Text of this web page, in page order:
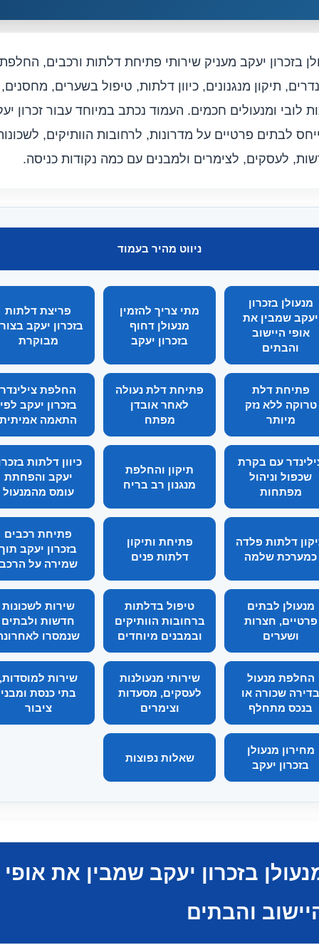
בזכרון יעקב מעניק שירותי פתיחת דלתות ורכבים,
תיקון מנגנונים, כיוון דלתות, טיפול בשערים, מחסנים,
לובי ומנעולים חכמים. העמוד נכתב במיוחד עבור זכרון
לבתים פרטיים על מדרונות, לרחובות הוותיקים,
לעסקים, לצימרים ולמבנים עם כמה נקודות כניסה.
ניווט מהיר בעמוד
מנעולן בזכרון
יעקב שמבין את
אופי היישוב
והבתים
מתי צריך להזמין
מנעולן דחוף
בזכרון יעקב
פריצת דלתות
בזכרון יעקב
מבוקרת
פתיחת דלת
טרוקה ללא נזק
מיותר
פתיחת דלת נעולה
לאחר אובדן
מפתח
החלפת צילינדר
בזכרון יעקב לפי
התאמה אמיתית
עם בקרת
שכפול וניהול
מפתחות
תיקון והחלפת
מנגנון רב בריח
כיוון דלתות
יעקב והפחתת
עומס מהמנעול
דלתות פלדה
כמערכת שלמה
פתיחת ותיקון
דלתות פנים
פתיחת רכבים
בזכרון יעקב תוך
שמירה על
מנעולן לבתים
פרטיים, חצרות
ושערים
טיפול בדלתות
ברחובות הוותיקים
ובמבנים מיוחדים
שירות לשכונות
חדשות ולבתים
שנמסרו
החלפת מנעול
שכורה או
בנכס מתחלף
שירותי מנעולנות
לעסקים, מסעדות
וצימרים
שירות
בתי כנסת ומבני
ציבור
מחירון מנעולן
בזכרון יעקב
שאלות נפוצות
בזכרון יעקב שמבין את אופי
והבתים